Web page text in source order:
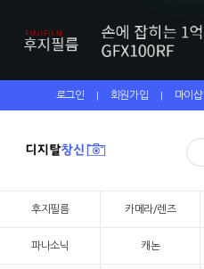
로그인 | 회원가입 | 마이샵
후지필름 카메라/렌즈
파나소닉 캐논